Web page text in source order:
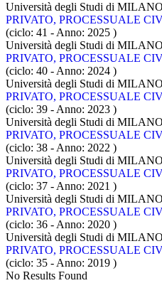
Università degli Studi di
PRIVATO, PROCESSUALE
(ciclo: 41 - Anno: 2025 )
Università degli Studi di
PRIVATO, PROCESSUALE
(ciclo: 40 - Anno: 2024 )
Università degli Studi di
PRIVATO, PROCESSUALE
(ciclo: 39 - Anno: 2023 )
Università degli Studi di
PRIVATO, PROCESSUALE
(ciclo: 38 - Anno: 2022 )
Università degli Studi di
PRIVATO, PROCESSUALE
(ciclo: 37 - Anno: 2021 )
Università degli Studi di
PRIVATO, PROCESSUALE
(ciclo: 36 - Anno: 2020 )
Università degli Studi di
PRIVATO, PROCESSUALE
(ciclo: 35 - Anno: 2019 )
No Results Found